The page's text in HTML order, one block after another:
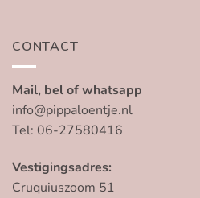
CONTACT
Mail, bel of whatsapp
info@pippaloentje.nl
Tel: 06-27580416
Vestigingsadres:
Cruquiuszoom 51